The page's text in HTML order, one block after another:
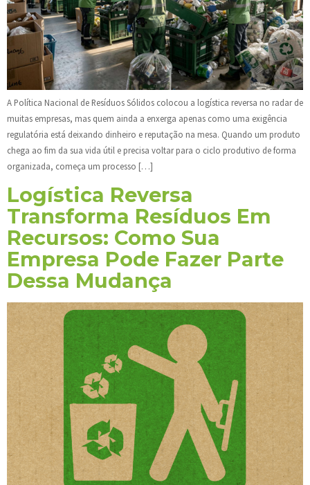
A Política Nacional de Resíduos Sólidos colocou a logística reversa no radar de
muitas empresas, mas quem ainda a enxerga apenas como uma exigência
regulatória está deixando dinheiro e reputação na mesa. Quando um produto
chega ao fim da sua vida útil e precisa voltar para o ciclo produtivo de forma
organizada, começa um processo […]
Logística Reversa
Transforma Resíduos Em
Recursos: Como Sua
Empresa Pode Fazer Parte
Dessa Mudança